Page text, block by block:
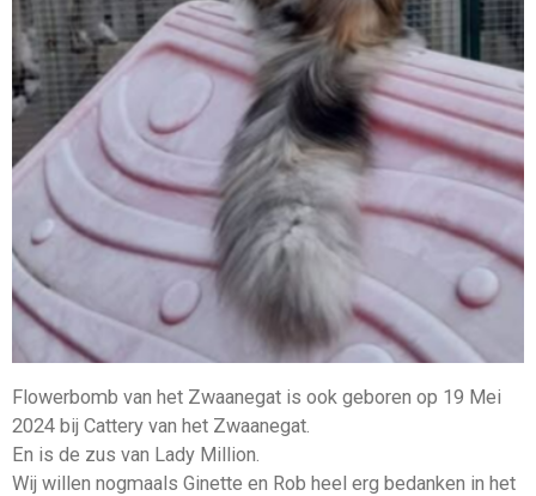
Flowerbomb van het Zwaanegat is ook geboren op 19 Mei
2024 bij Cattery van het Zwaanegat.
En is de zus van Lady Million.
Wij willen nogmaals Ginette en Rob heel erg bedanken in het